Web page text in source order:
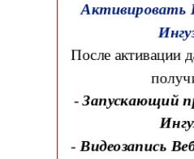
Активировать
После активации
-Запускающий
- Видеозапись